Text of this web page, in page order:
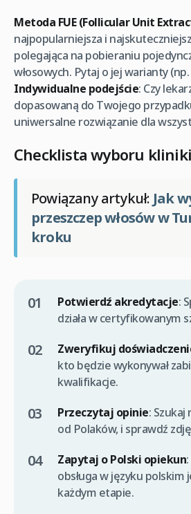
Metoda FUE (Follicular Unit
najpopularniejsza i
polegająca na pobieraniu
włosowych. Pytaj o jej warianty
Indywidualne podejście: Czy
dopasowaną do Twojego
uniwersalne rozwiązanie dla
Checklista wyboru
Powiązany artykuł: Jak
przeszczep włosów w
kroku
Potwierdź akredytacje:
działa w certyfikowanym
Zweryfikuj
kto będzie wykonywał
kwalifikacje.
Przeczytaj opinie: Szukaj
od Polaków, i sprawdź
Zapytaj o Polski opiekun
obsługa w języku polskim
każdym etapie.